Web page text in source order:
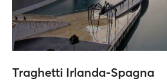
Traghetti Irlanda-Spagna